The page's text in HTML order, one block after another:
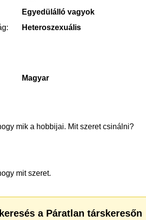
Egyedülálló vagyok
Heteroszexuális
Magyar
mik a hobbijai. Mit szeret csinálni?
mit szeret.
a Páratlan társkeresőn